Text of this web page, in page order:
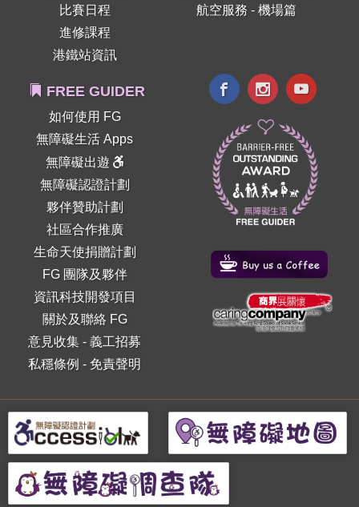
比賽日程
進修課程
港鐵站資訊
航空服務 - 機場篇
FREE GUIDER
如何使用 FG
無障礙生活 Apps
無障礙出遊
無障礙認證計劃
夥伴贊助計劃
社區合作推廣
生命天使捐贈計劃
FG 團隊及夥伴
資訊科技開發項目
關於及聯絡 FG
意見收集 -義工招募
私穩條例 - 免責聲明